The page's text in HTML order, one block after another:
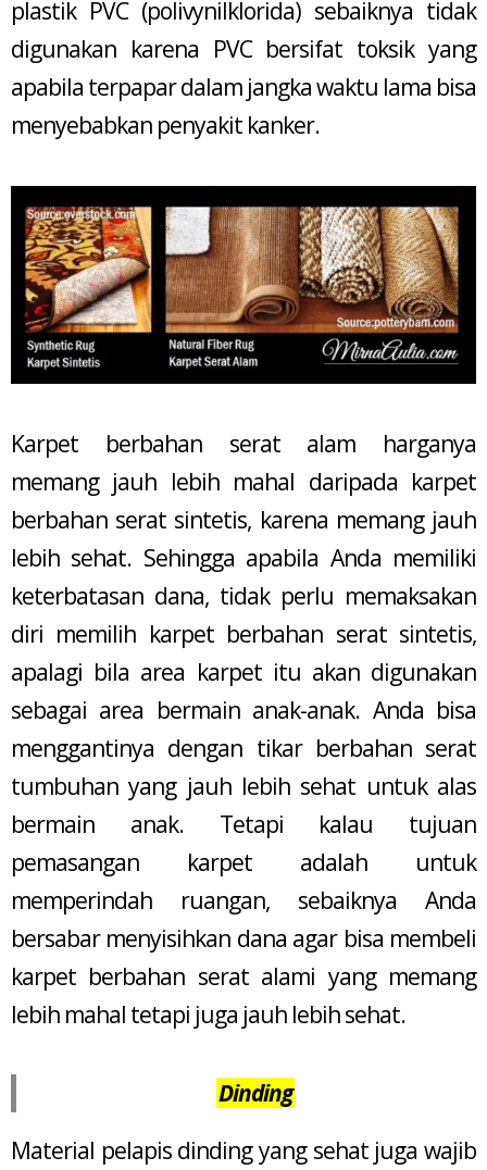
plastik PVC (polivynilklorida) sebaiknya tidak
digunakan karena PVC bersifat toksik yang
apabila terpapar dalam jangka waktu lama bisa
menyebabkan penyakit kanker.
Karpet berbahan serat alam harganya
memang jauh lebih mahal daripada karpet
berbahan serat sintetis, karena memang jauh
lebih sehat. Sehingga apabila Anda memiliki
keterbatasan dana, tidak perlu memaksakan
diri memilih karpet berbahan serat sintetis,
apalagi bila area karpet itu akan digunakan
sebagai area bermain anak-anak. Anda bisa
menggantinya dengan tikar berbahan serat
tumbuhan yang jauh lebih sehat untuk alas
bermain anak. Tetapi kalau tujuan
pemasangan karpet adalah untuk
memperindah ruangan, sebaiknya Anda
bersabar menyisihkan dana agar bisa membeli
karpet berbahan serat alami yang memang
lebih mahal tetapi juga jauh lebih sehat.
Dinding
Material pelapis dinding yang sehat juga wajib